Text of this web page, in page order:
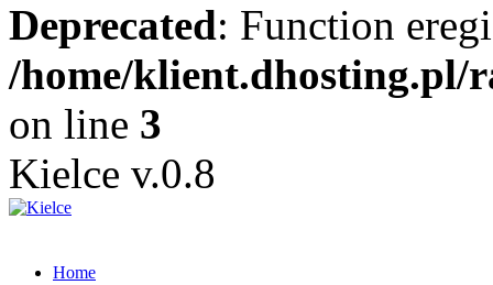
Deprecated: Function
/home/
on line 3
Kielce v.0.8
Home